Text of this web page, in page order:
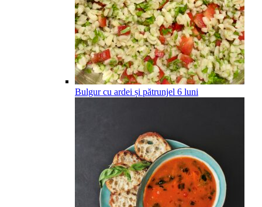
Bulgur cu ardei și pătrunjel 6 luni